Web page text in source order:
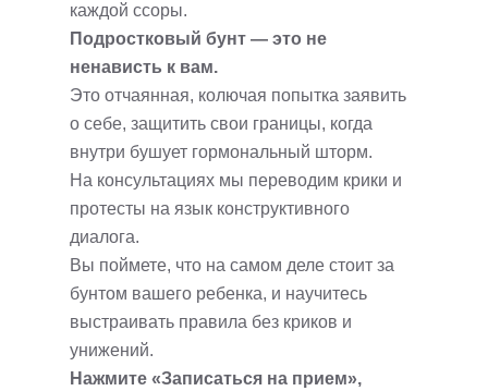
каждой ссоры.
Подростковый бунт — это не
ненависть к вам.
Это отчаянная, колючая попытка заявить
о себе, защитить свои границы, когда
внутри бушует гормональный шторм.
На консультациях мы переводим крики и
протесты на язык конструктивного
диалога.
Вы поймете, что на самом деле стоит за
бунтом вашего ребенка, и научитесь
выстраивать правила без криков и
унижений.
Нажмите «Записаться на прием»,